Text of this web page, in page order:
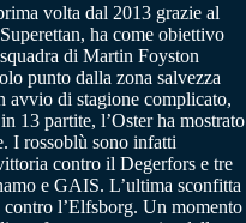
volta dal 2013 grazie al
ha come obiettivo
di Martin Foyston
punto dalla zona salvezza
avvio di stagione complicato,
13 partite, l’Oster ha mostrato
I rossoblù sono infatti
contro il Degerfors e tre
e GAIS. L’ultima sconfitta
l’Elfsborg. Un momento